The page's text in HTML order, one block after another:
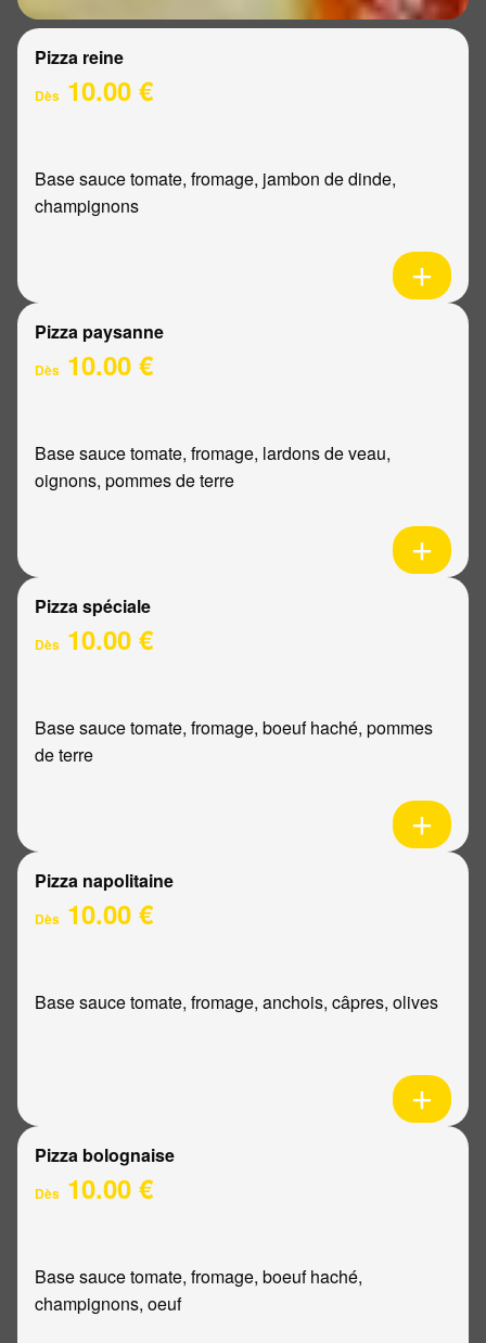
Pizza reine
Dès 10.00 €
Base sauce tomate, fromage, jambon de dinde,
champignons
Pizza paysanne
Dès 10.00 €
Base sauce tomate, fromage, lardons de veau,
oignons, pommes de terre
Pizza spéciale
Dès 10.00 €
Base sauce tomate, fromage, boeuf haché, pommes
de terre
Pizza napolitaine
Dès 10.00 €
Base sauce tomate, fromage, anchois, câpres, olives
Pizza bolognaise
Dès 10.00 €
Base sauce tomate, fromage, boeuf haché,
champignons, oeuf